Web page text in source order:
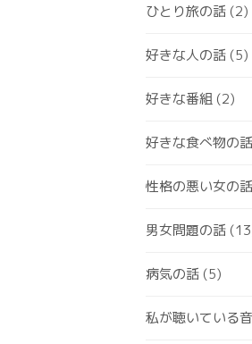
ひとり旅の話 (2)
好きな人の話 (5)
好きな番組 (2)
好きな食べ物の話
性格の悪い女の話
男女問題の話
病気の話 (5)
私が聴いている